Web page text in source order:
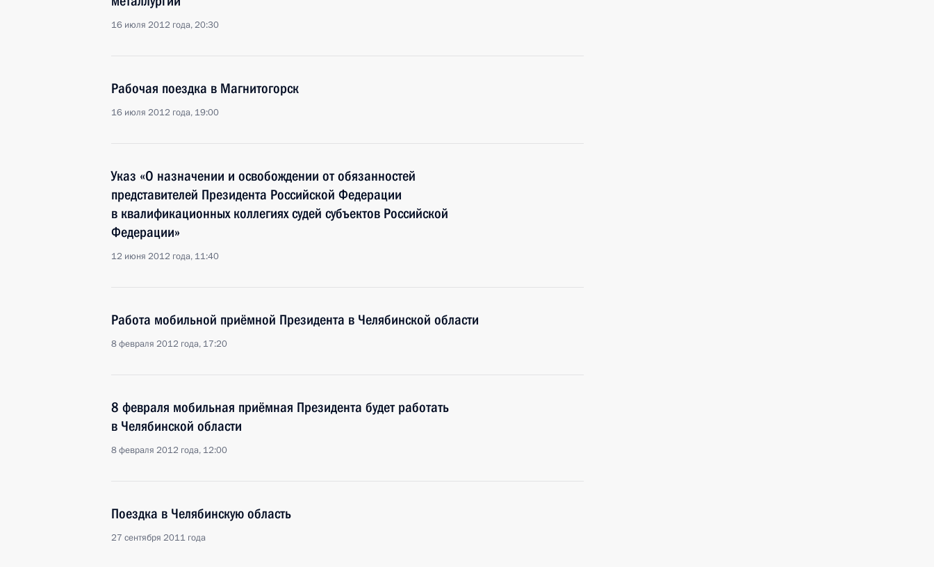
16 июля 2012 года, 20:30
Рабочая поездка в Магнитогорск
16 июля 2012 года, 19:00
Указ «О назначении и освобождении от обязанностей
представителей Президента Российской Федерации
в квалификационных коллегиях судей субъектов Российской
Федерации»
12 июня 2012 года, 11:40
Работа мобильной приёмной Президента в Челябинской области
8 февраля 2012 года, 17:20
8 февраля мобильная приёмная Президента будет работать
в Челябинской области
8 февраля 2012 года, 12:00
Поездка в Челябинскую область
27 сентября 2011 года